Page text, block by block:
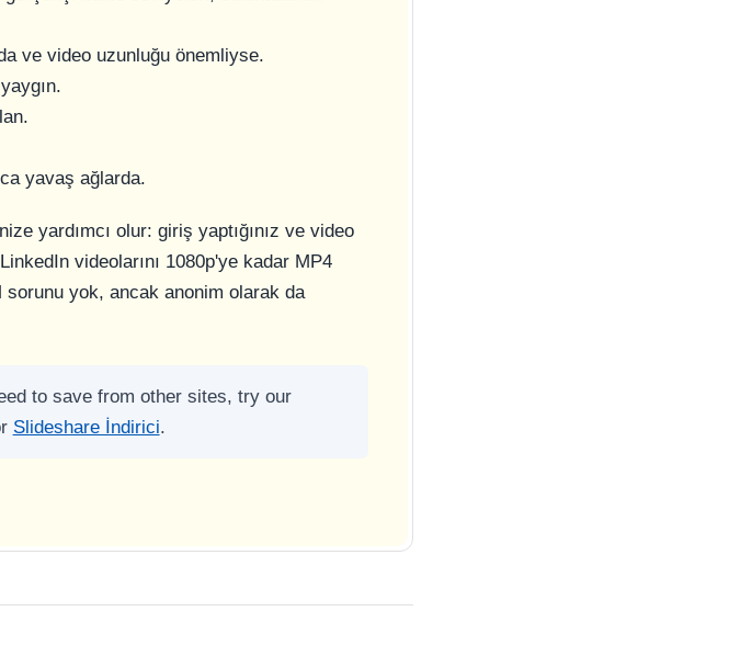
ve video uzunluğu önemliyse.
yavaş ağlarda.
yardımcı olur: giriş yaptığınız ve video
videolarını 1080p'ye kadar MP4
yok, ancak anonim olarak da
to save from other sites, try our
Slideshare İndirici.